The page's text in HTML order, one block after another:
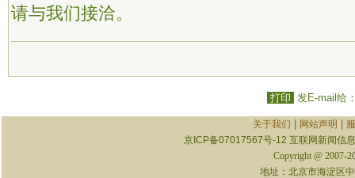
请与我们接洽。
打印 发E-mail给
关于我们 网站声明
京ICP备07017567号-12 互联网新闻信
Copyright @ 2007-
地址：北京市海淀区